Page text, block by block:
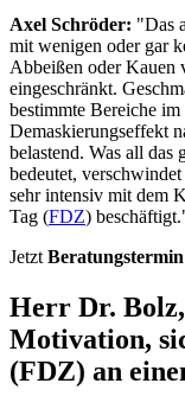
Axel Schröder: "Das
mit wenigen oder gar
Abbeißen oder Kauen
eingeschränkt.
bestimmte Bereiche
Demaskierungseffekt
belastend. Was all das
bedeutet,
sehr intensiv mit dem
Tag (FDZ)
Jetzt Beratungstermin
Herr Dr.
Motivation,
(FDZ) an